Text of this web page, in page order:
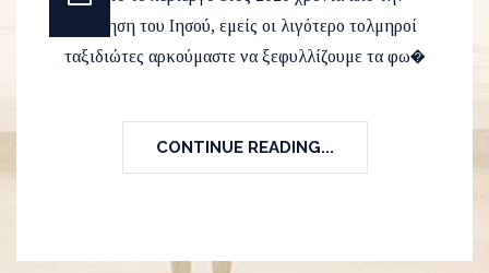
γέννηση του Ιησού, εμείς οι λιγότερο τολμηροί
ταξιδιώτες αρκούμαστε να ξεφυλλίζουμε τα φω�
CONTINUE READING...